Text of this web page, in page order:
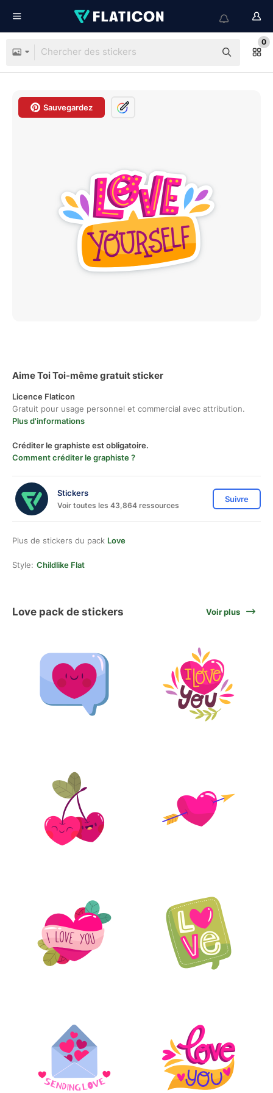
0
Sauvegardez
Aime Toi Toi-même gratuit sticker
Licence Flaticon
Gratuit pour usage personnel et commercial avec attribution.
Plus d'informations
Créditer le graphiste est obligatoire.
Comment créditer le graphiste ?
Stickers
Voir toutes les 43,864 ressources
Suivre
Plus de stickers du pack Love
Style: Childlike Flat
Love pack de stickers Voir plus